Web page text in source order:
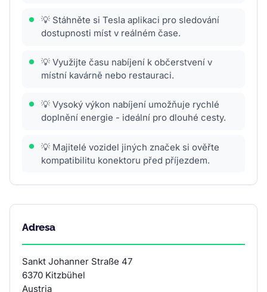
💡 Stáhněte si Tesla aplikaci pro sledování
dostupnosti míst v reálném čase.
💡 Využijte času nabíjení k občerstvení v
místní kavárně nebo restauraci.
💡 Vysoký výkon nabíjení umožňuje rychlé
doplnění energie - ideální pro dlouhé cesty.
💡 Majitelé vozidel jiných značek si ověřte
kompatibilitu konektoru před příjezdem.
Adresa
Sankt Johanner Straße 47
6370 Kitzbühel
Austria